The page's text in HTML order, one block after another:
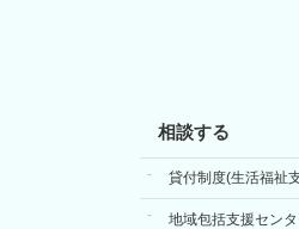
相談する
貸付制度(生活福祉
地域包括支援セン